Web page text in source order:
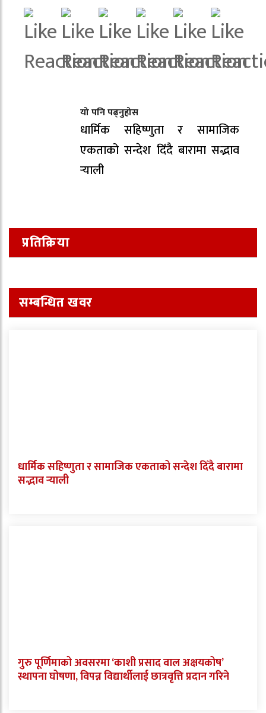
यो पनि पढ्नुहोस
धार्मिक सहिष्णुता र सामाजिक
एकताको सन्देश दिँदै बारामा सद्भाव
र्‍याली
प्रतिक्रिया
सम्बन्धित खवर
धार्मिक सहिष्णुता र सामाजिक एकताको सन्देश दिँदै बारामा
सद्भाव र्‍याली
गुरु पूर्णिमाको अवसरमा ‘काशी प्रसाद वाल अक्षयकोष’
स्थापना घोषणा, विपन्न विद्यार्थीलाई छात्रवृत्ति प्रदान गरिने